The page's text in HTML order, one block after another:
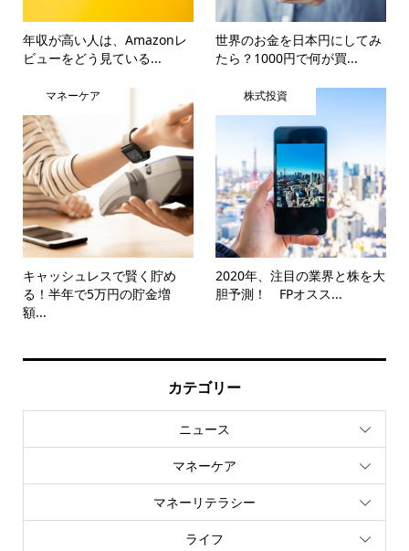
年収が高い人は、Amazonレ
ビューをどう見ている...
世界のお金を日本円にしてみ
たら？1000円で何が買...
マネーケア
キャッシュレスで賢く貯め
る！半年で5万円の貯金増
額...
株式投資
2020年、注目の業界と株を大
胆予測！ FPオスス...
カテゴリー
ニュース
マネーケア
マネーリテラシー
ライフ